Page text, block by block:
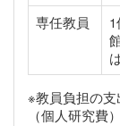
専任教員
※教員負担の
（個人研究費